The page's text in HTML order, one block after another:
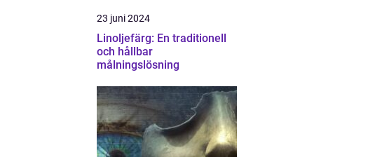
23 juni 2024
Linoljefärg: En traditionell
och hållbar
målningslösning